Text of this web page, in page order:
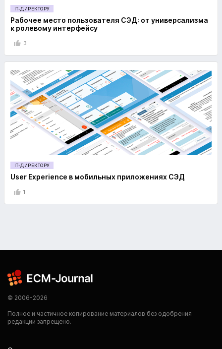
IT-ДИРЕКТОРУ
Рабочее место пользователя СЭД: от универсализма
к ролевому интерфейсу
3
IT-ДИРЕКТОРУ
User Experience в мобильных приложениях СЭД
1
© 2006-2026
Полное и частичное копирование материалов без одобрения
редакции запрещено.